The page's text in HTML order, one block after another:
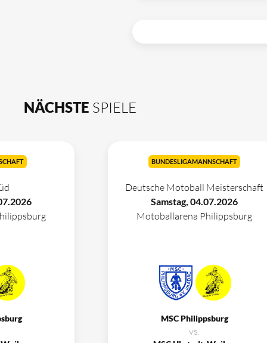
NÄCHSTE SPIELE
BUNDESLIGAMANNSCHAFT
Deutsche Motoball Meisterschaft
Samstag, 04.07.2026
Motoballarena Philippsburg
MSC Philippsburg
vs.